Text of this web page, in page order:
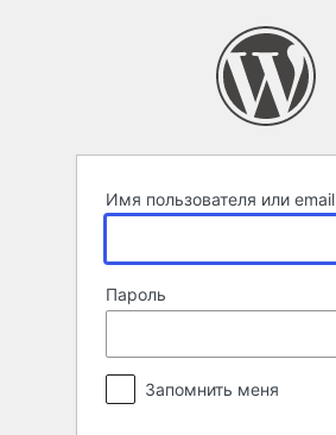
Имя пользователя или email
Пароль
Запомнить меня